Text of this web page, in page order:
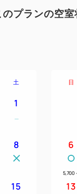
・南海和
・南紀
・和歌山
・天然温
・和歌山
・ビッ
★・・・
★・・・
のプランの空室
土
1
8
15
日
6
5,700
13